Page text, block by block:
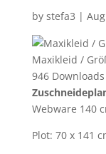
by stefa3 |
Maxikleid /
946Downloads
Webware 140
Plot: 70 x 141